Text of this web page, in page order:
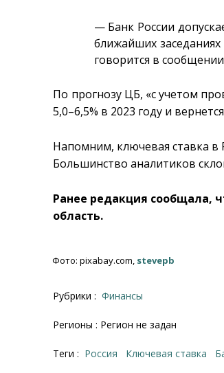
— Банк России
ближайших
говорится в
По прогнозу ЦБ, «с учетом
5,0–6,5% в 2023 году и
Напомним, ключевая ставка в
Большинство аналитиков
Ранее редакция сообщала,
область.
Фото: pixabay.com, stevepb
Рубрики : Финансы
Регионы : Регион не задан
Теги : Россия ключевая ставка